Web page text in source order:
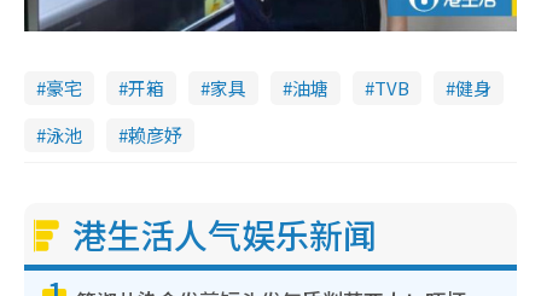
豪宅 开箱 家具 油塘 TVB
健身
泳池
赖彦妤
港生活人气娱乐新闻